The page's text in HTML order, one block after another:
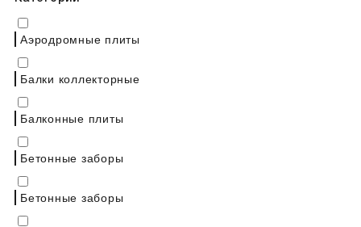
Аэродромные плиты
Балки коллекторные
Балконные плиты
Бетонные заборы
Бетонные заборы